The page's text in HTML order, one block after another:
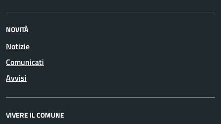
NOVITÀ
Notizie
Comunicati
Avvisi
VIVERE IL COMUNE